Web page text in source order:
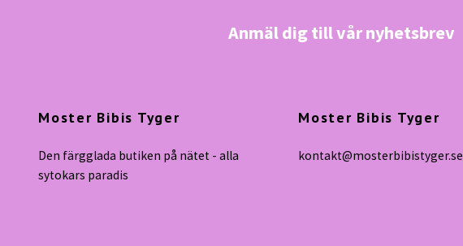
Anmäl dig till vår nyhetsbrev
Moster Bibis Tyger
Den färgglada butiken på nätet - alla
sytokars paradis
Moster Bibis Tyger
kontakt@mosterbibistyger.se